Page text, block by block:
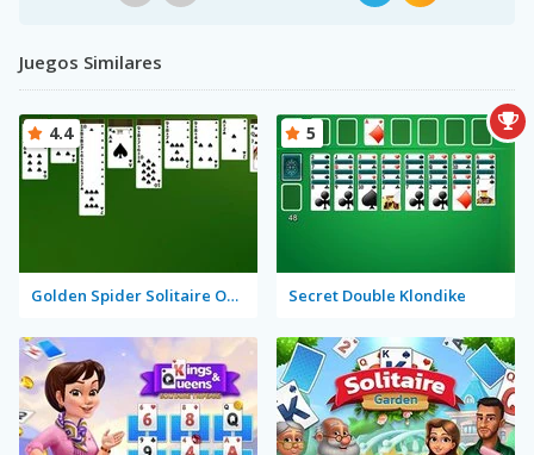
Juegos Similares
Golden Spider Solitaire On-line
4.4
Secret Double Klondike
5